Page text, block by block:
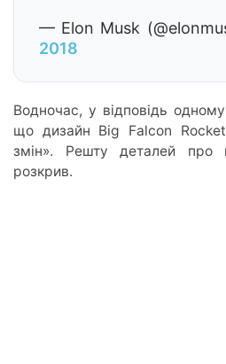
— Elon Musk
2018
Водночас, у відповідь
що дизайн Big Falcon Rocket
змін». Решту деталей
розкрив.